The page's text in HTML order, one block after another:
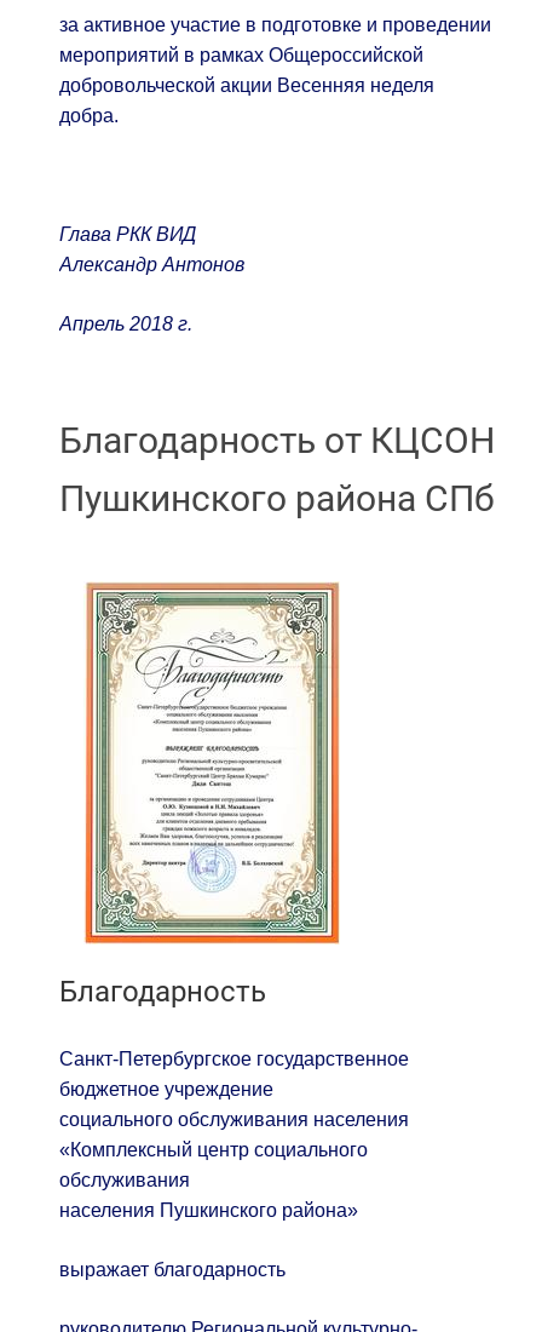
за активное участие в подготовке и проведении
мероприятий в рамках Общероссийской
добровольческой акции Весенняя неделя
добра.
Глава РКК ВИД
Александр Антонов
Апрель 2018 г.
Благодарность от КЦСОН
Пушкинского района СПб
Благодарность
Санкт-Петербургское государственное
бюджетное учреждение
социального обслуживания населения
«Комплексный центр социального
обслуживания
населения Пушкинского района»
выражает благодарность